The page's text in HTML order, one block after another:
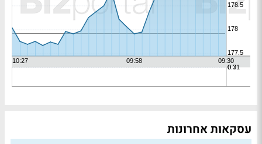
עסקאות אחרונות